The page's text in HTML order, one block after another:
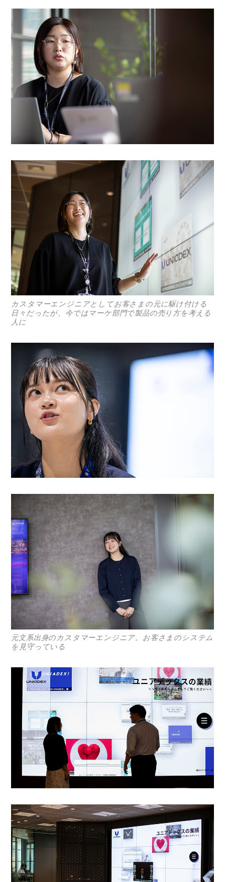
カスタマーエンジニアとしてお客さまの元に駆け付ける
日々だったが、今ではマーケ部門で製品の売り方を考える
人に
元文系出身のカスタマーエンジニア。お客さまのシステム
を見守っている